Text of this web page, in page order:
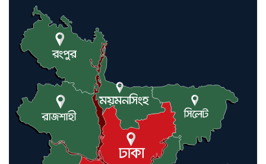
যুক্তরাষ্ট্র ও ইসরায়েল বাদে হরমুজ
প্রণালি সবার জন্য উন্মুক্ত: আরাকচি
এবার চীনের দ্বারস্থ হলেন ডোনাল্ড
ট্রাম্প